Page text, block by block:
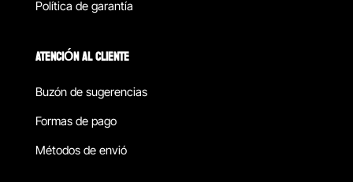
Política de garantía
ATENCIÓN AL CLIENTE
Buzón de sugerencias
Formas de pago
Métodos de envió